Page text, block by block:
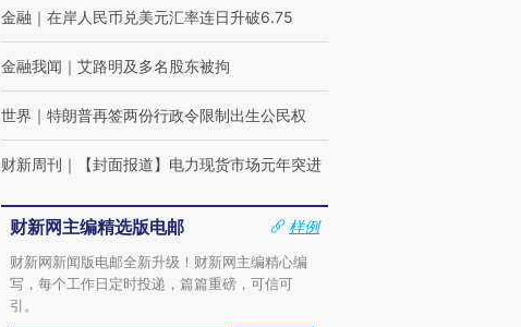
金融 ｜ 在岸人民币兑美元汇率连日升破6.75
金融我闻 ｜ 艾路明及多名股东被拘
世界 ｜ 特朗普再签两份行政令限制出生公民权
财新周刊 ｜ 【封面报道】电力现货市场元年突进
财新网主编精选版电邮
样例
财新网新闻版电邮全新升级！财新网主编精心编
写，每个工作日定时投递，篇篇重磅，可信可
引。